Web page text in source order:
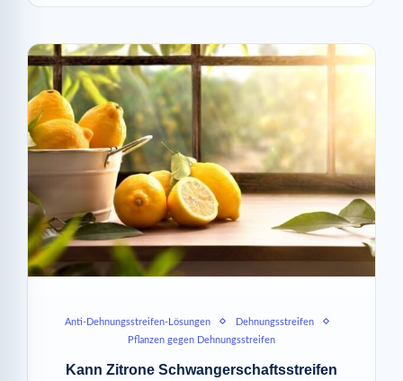
Anti-Dehnungsstreifen-Lösungen
Dehnungsstreifen
Pflanzen gegen Dehnungsstreifen
Kann Zitrone Schwangerschaftsstreifen